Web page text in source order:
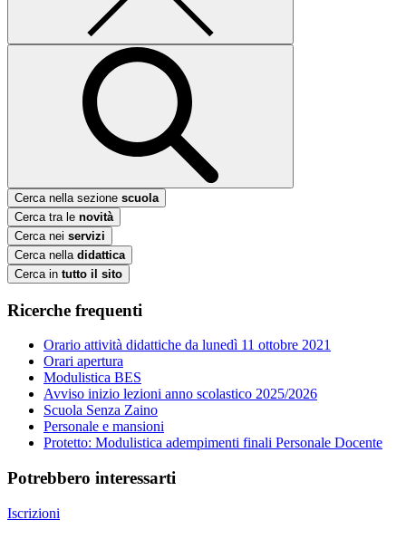
Cerca nella sezione scuola
Cerca tra le novità
Cerca nei servizi
Cerca nella didattica
Cerca in tutto il sito
Ricerche frequenti
Orario attività didattiche da lunedì 11 ottobre 2021
Orari apertura
Modulistica BES
Avviso inizio lezioni anno scolastico 2025/2026
Scuola Senza Zaino
Personale e mansioni
Protetto: Modulistica adempimenti finali Personale Docente
Potrebbero interessarti
Iscrizioni